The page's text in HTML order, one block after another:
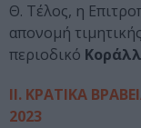
Θ. Τέλος, η
απονομή
περιοδικό
ΙΙ. ΚΡΑΤΙΚΑ
2023